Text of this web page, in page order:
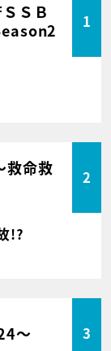
ＳＢ
1
救命救
2
!?
～ 3